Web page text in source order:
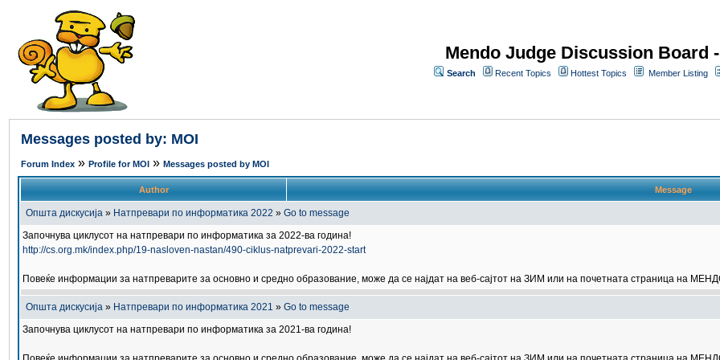
Mendo Judge Discussion Board
Search Recent Topics Hottest Topics Member Listing
Messages posted by: MOI
Forum Index » Profile for MOI » Messages posted by MOI
Author Message
Општа дискусија » Натпревари по информатика 2022 » Go to message
Започнува циклусот на натпревари по информатика за 2022-ва година!
http://cs.org.mk/index.php/19-nasloven-nastan/490-ciklus-natprevari-2022-start
Повеќе информации за натпреварите за основно и средно образование, може да се најдат на веб-сајтот на ЗИМ или на почетната страница на
Општа дискусија » Натпревари по информатика 2021 » Go to message
Започнува циклусот на натпревари по информатика за 2021-ва година!